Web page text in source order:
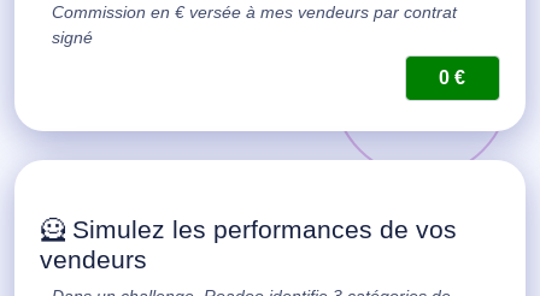
Commission en € versée à mes vendeurs par contrat
signé
🦸 Simulez les performances de vos
vendeurs